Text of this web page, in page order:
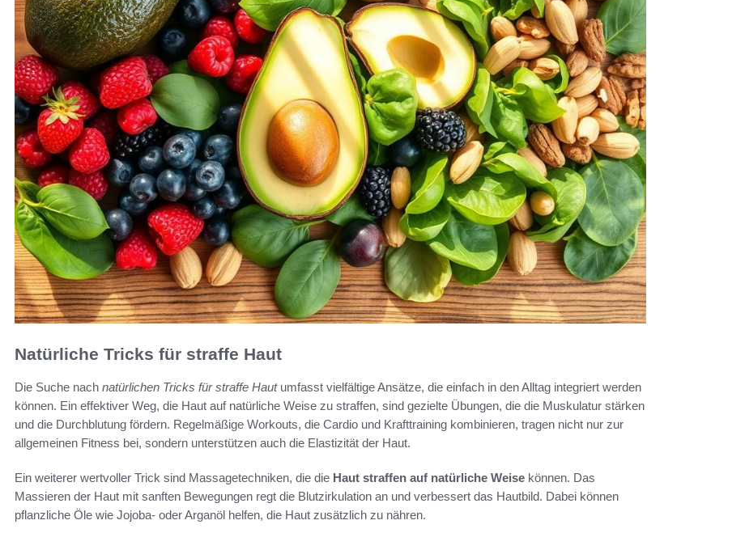
Natürliche Tricks für straffe Haut
Die Suche nach natürlichen Tricks für straffe Hautumfasst vielfältige Ansätze, die einfach in den Alltag integriert werden
können. Ein effektiver Weg, die Haut auf natürliche Weise zu straffen, sind gezielte Übungen, die die Muskulatur stärken
und die Durchblutung fördern. Regelmäßige Workouts, die Cardio und Krafttraining kombinieren, tragen nicht nur zur
allgemeinen Fitness bei, sondern unterstützen auch die Elastizität der Haut.
Ein weiterer wertvoller Trick sind Massagetechniken, die die Haut straffen auf natürliche Weise können. Das
Massieren der Haut mit sanften Bewegungen regt die Blutzirkulation an und verbessert das Hautbild. Dabei können
pflanzliche Öle wie Jojoba- oder Arganöl helfen, die Haut zusätzlich zu nähren.